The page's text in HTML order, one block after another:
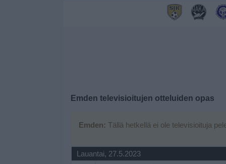
Emden televisioitujen otteluiden opas
Emden: Tällä hetkellä ei ole televisioituja
Lauantai, 27.5.2023